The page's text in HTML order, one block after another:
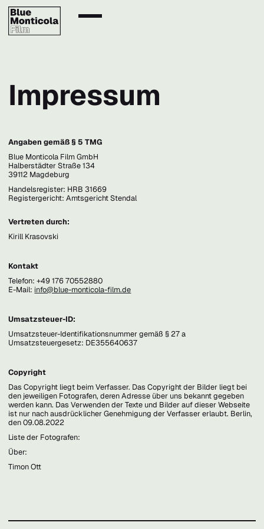
Impressum
Angaben gemäß § 5 TMG
Blue Monticola Film GmbH
Halberstädter Straße 134
39112 Magdeburg
Handelsregister: HRB 31669
Registergericht: Amtsgericht Stendal
Vertreten durch:
Kirill Krasovski
Kontakt
Telefon: +49 176 70552880
E-Mail: info@blue-monticola-film.de
Umsatzsteuer-ID:
Umsatzsteuer-Identifikationsnummer gemäß § 27 a
Umsatzsteuergesetz: DE355640637
Copyright
Das Copyright liegt beim Verfasser. Das Copyright der Bilder liegt bei
den jeweiligen Fotografen, deren Adresse über uns bekannt gegeben
werden kann. Das Verwenden der Texte und Bilder auf dieser Webseite
ist nur nach ausdrücklicher Genehmigung der Verfasser erlaubt. Berlin,
den 09.08.2022
Liste der Fotografen:
Über:
Timon Ott